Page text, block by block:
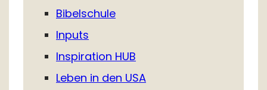
Bibelschule
Inputs
Inspiration HUB
Leben in den USA